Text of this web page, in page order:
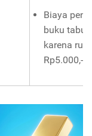
Biaya
buku
karena
Rp5.000,-.